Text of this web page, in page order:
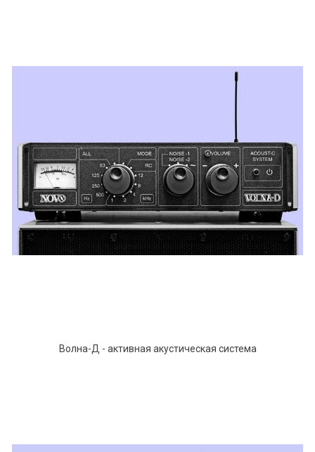
Волна-Д - активная акустическая система